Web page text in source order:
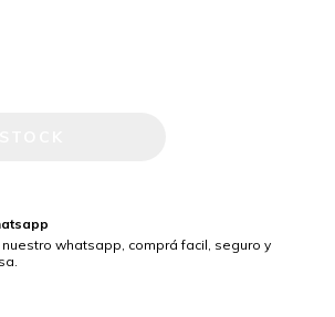
whatsapp, comprá facil, seguro y